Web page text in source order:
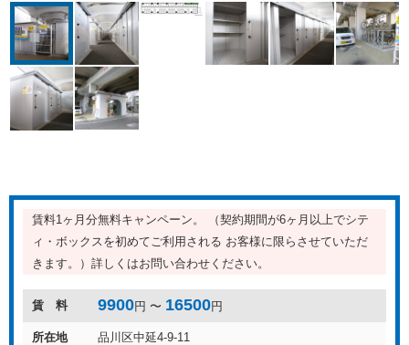
賃料1ヶ月分無料キャンペーン。 （契約期間が6ヶ月以上でシテ
ィ・ボックスを初めてご利用される お客様に限らさせていただ
きます。）詳しくはお問い合わせください。
賃 料 9900円 〜 16500円
所在地 品川区中延4-9-11